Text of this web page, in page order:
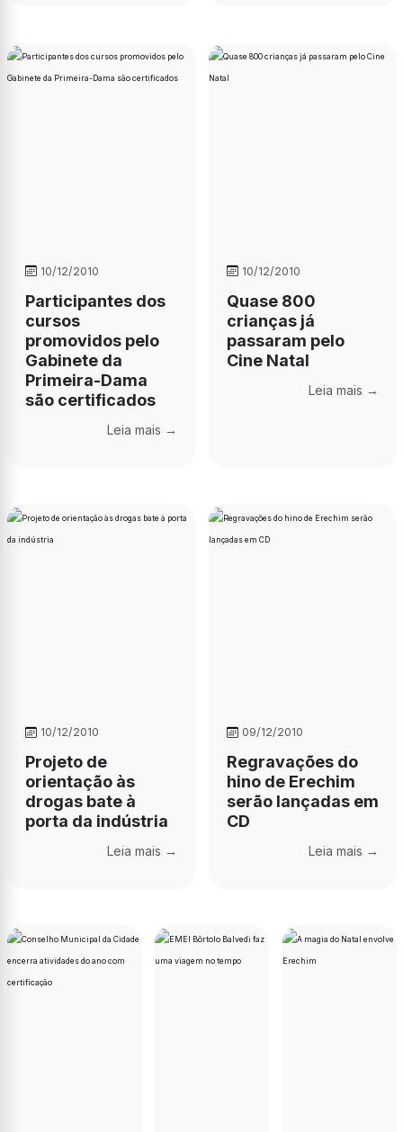
10/12/2010
Participantes dos
cursos
promovidos pelo
Gabinete da
Primeira-Dama
são certificados
Leia mais →
10/12/2010
Quase 800
crianças já
passaram pelo
Cine Natal
Leia mais →
10/12/2010
Projeto de
orientação às
drogas bate à
porta da indústria
Leia mais →
09/12/2010
Regravações do
hino de Erechim
serão lançadas em
CD
Leia mais →